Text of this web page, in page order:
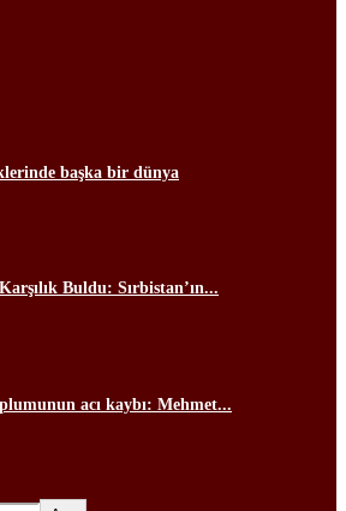
başka bir dünya
Buldu: Sırbistan’ın...
acı kaybı: Mehmet...